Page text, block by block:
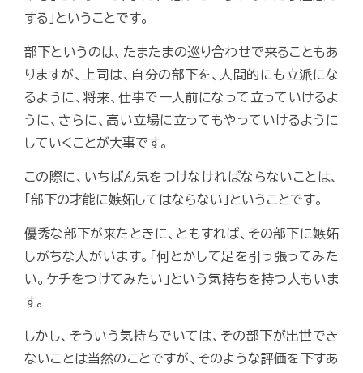
する」ということです。
部下というのは、たまたまの巡り合わせで来ることもあ
りますが、上司は、自分の部下を、人間的にも立派にな
るように、将来、仕事で一人前になって立っていけるよ
うに、さらに、高い立場に立ってもやっていけるように
していくことが大事です。
この際に、いちばん気をつけなければならないことは、
「部下の才能に嫉妬してはならない」ということです。
優秀な部下が来たときに、ともすれば、その部下に嫉妬
しがちな人がいます。「何とかして足を引っ張ってみた
い。ケチをつけてみたい」という気持ちを持つ人もいま
す。
しかし、そういう気持ちでいては、その部下が出世でき
ないことは当然のことですが、そのような評価を下すあ